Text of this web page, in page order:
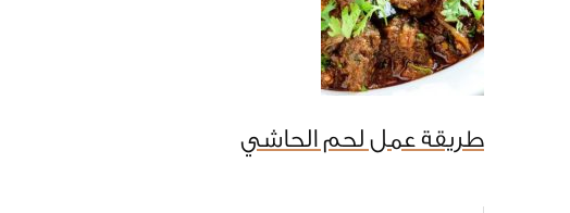
طريقة عمل لحم الحاشي